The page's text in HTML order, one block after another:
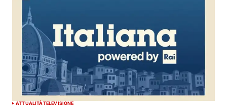
ATTUALITÀTELEVISIONE